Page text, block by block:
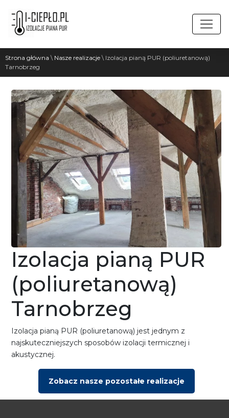
Strona główna \ Nasze realizacje\ Izolacja pianą PUR (poliuretanową)
Tarnobrzeg
Izolacja pianą PUR
(poliuretanową)
Tarnobrzeg
Izolacja pianą PUR (poliuretanową) jest jednym z
najskuteczniejszych sposobów izolacji termicznej i
akustycznej.
Zobacz nasze pozostałe realizacje